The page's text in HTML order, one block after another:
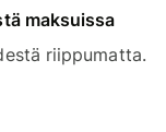
maksuissa
riippumatta.